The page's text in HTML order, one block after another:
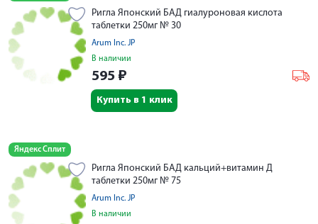
Ригла Японский БАД гиалуроновая кислота
таблетки 250мг № 30
Arum Inc. JP
В наличии
595 ₽
Купить в 1 клик
Яндекс Сплит
Ригла Японский БАД кальций+витамин Д
таблетки 250мг № 75
Arum Inc. JP
В наличии